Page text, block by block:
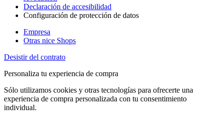
Declaración de accesibilidad
Configuración de protección de datos
Empresa
Otras nice Shops
Desistir del contrato
Personaliza tu experiencia de compra
Sólo utilizamos cookies y otras tecnologías para ofrecerte una
experiencia de compra personalizada con tu consentimiento
individual.